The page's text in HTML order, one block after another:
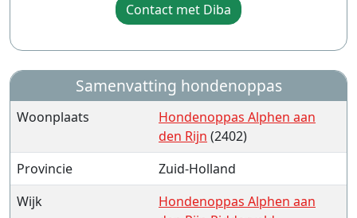
Contact met Diba
Samenvatting hondenoppas
Woonplaats
Hondenoppas Alphen aan
den Rijn (2402)
Provincie
Zuid-Holland
Wijk
Hondenoppas Alphen aan